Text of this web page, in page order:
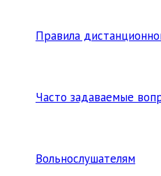
Правила
Часто задаваемые
Вольнослушателям